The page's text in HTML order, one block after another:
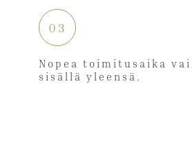
03
Nopea toimitusaika
sisällä yleensä.